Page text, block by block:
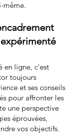
même.
en ligne, c'est
toujours
et ses conseils
pour affronter les
une perspective
éprouvées,
vos objectifs.